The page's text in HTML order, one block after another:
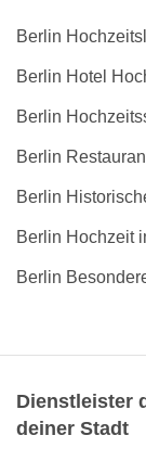
Berlin
Berlin Hotel
Berlin
Berlin
Berlin
Berlin Hochzeit
Berlin
Dienstleister
deiner Stadt